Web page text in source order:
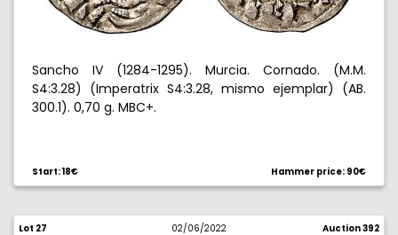
Sancho IV (1284-1295). Murcia. Cornado. (M.M.
S4:3.28) (Imperatrix S4:3.28, mismo ejemplar) (AB.
300.1). 0,70 g. MBC+.
Start: 18€ Hammer price: 90€
Lot 27 02/06/2022 Auction 392